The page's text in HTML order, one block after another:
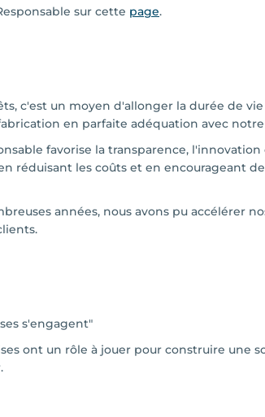
sur cette page.
c'est un moyen d'allonger la durée de
en parfaite adéquation avec
favorise la transparence,
réduisant les coûts et en encourageant
années, nous avons pu accélérer
s'engagent"
ont un rôle à jouer pour construire une